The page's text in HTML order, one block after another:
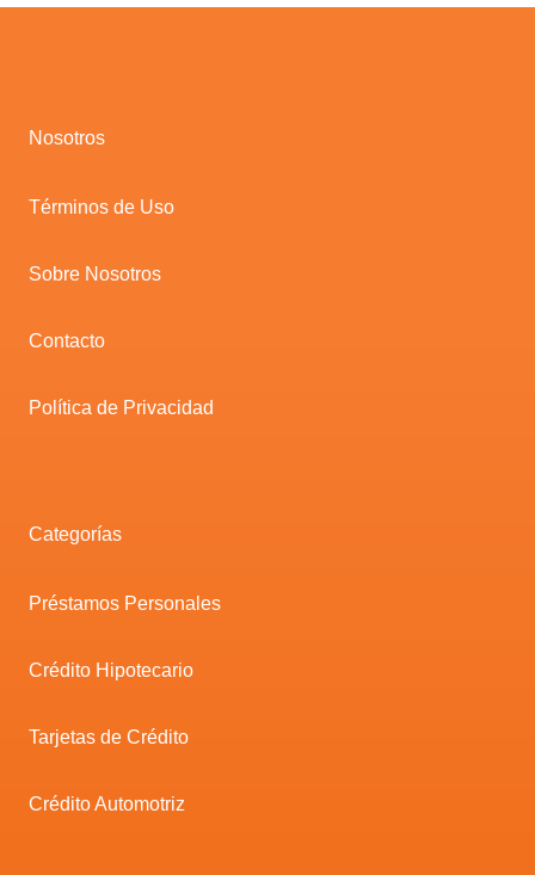
Nosotros
Términos de Uso
Sobre Nosotros
Contacto
Política de Privacidad
Categorías
Préstamos Personales
Crédito Hipotecario
Tarjetas de Crédito
Crédito Automotriz